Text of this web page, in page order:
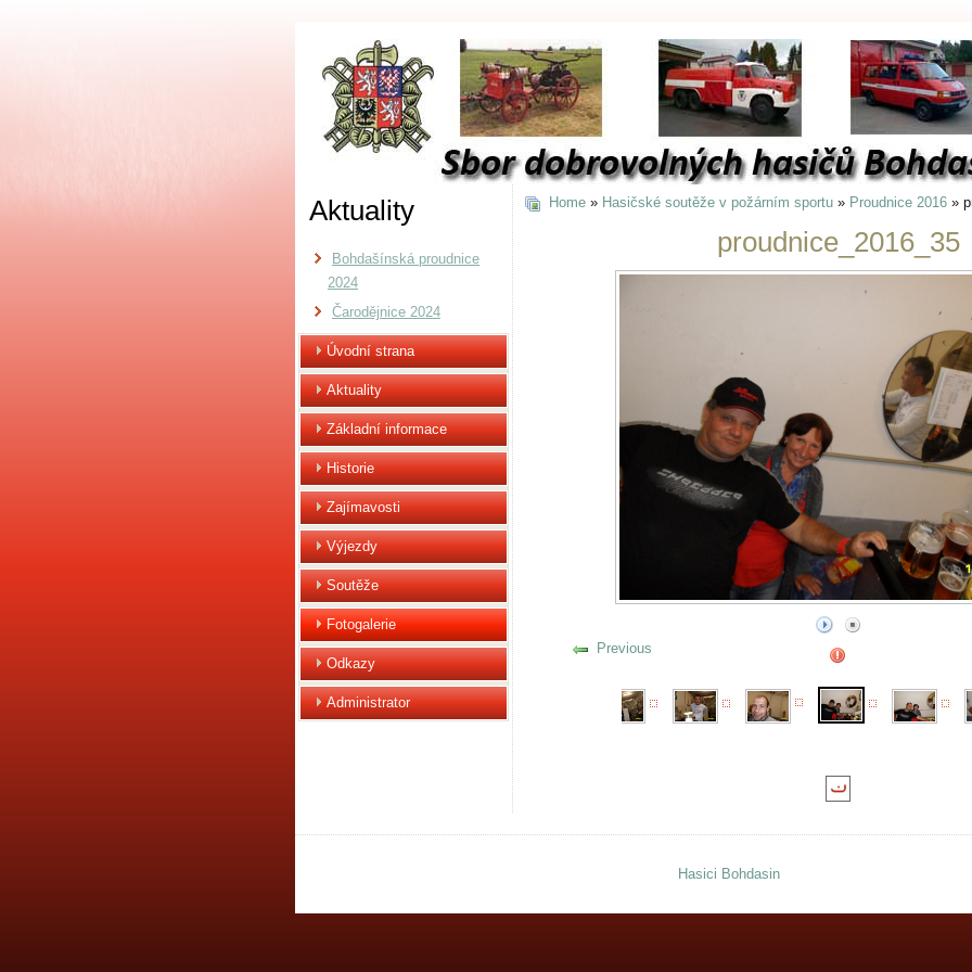
Aktuality
Bohdašínská proudnice
2024
Čarodějnice 2024
Úvodní strana
Aktuality
Základní informace
Historie
Zajímavosti
Výjezdy
Soutěže
Fotogalerie
Odkazy
Administrator
Home » Hasičské soutěže v požárním sportu » Proudnice 2016 »
proudnice_2016_35
Previous
Hasici Bohdasin